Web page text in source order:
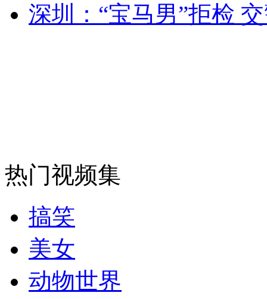
外交部：反对强权政治霸凌主义
走！跟着总书记去植树
消防员救轻生者
深圳：“宝马男”拒检
热门视频集
搞笑
美女
动物世界